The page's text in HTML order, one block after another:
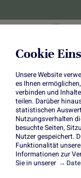
Cookie
Unsere Website
es Ihnen
verbinden und
teilen. Darüber
statistischen
Nutzungsverhalten
besuchte Seiten,
Nutzer gespeichert.
Funktionalität
Informationen zur
Sie in unserer
Mit diesen
Sommer ein und
Die liebe Jenni von